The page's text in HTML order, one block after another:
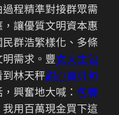
程精準對接群眾需
，讓優質文明資本惠
群浩繁樣化、多條
需求。豐女大生包
到林天秤甜心寶貝包
興奮地大喊： 包養
我用百萬現金買下這